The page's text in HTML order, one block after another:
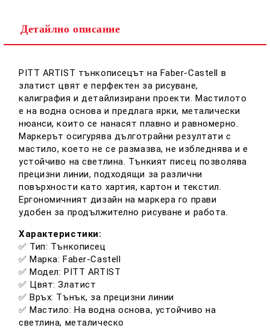
Съгласен съм с
Ние ще се свържем с вас в рамките на работния ден.
Детайлно описание
PITT ARTIST тънкописецът на Faber-Castell в
златист цвят е перфектен за рисуване,
калиграфия и детайлизирани проекти. Мастилото
е на водна основа и предлага ярки, металически
нюанси, които се нанасят плавно и равномерно.
Маркерът осигурява дълготрайни резултати с
мастило, което не се размазва, не избледнява и е
устойчиво на светлина. Тънкият писец позволява
прецизни линии, подходящи за различни
повърхности като хартия, картон и текстил.
Ергономичният дизайн на маркера го прави
удобен за продължително рисуване и работа.
Характеристики:
✅ Тип: Тънкописец
✅ Марка: Faber-Castell
✅ Модел: PITT ARTIST
✅ Цвят: Златист
✅ Връх: Тънък, за прецизни линии
✅ Мастило: На водна основа, устойчиво на
светлина, металическо